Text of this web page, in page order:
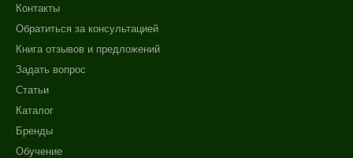
Контакты
Обратиться за консультацией
Книга отзывов и предложений
Задать вопрос
Статьи
Каталог
Бренды
Обучение